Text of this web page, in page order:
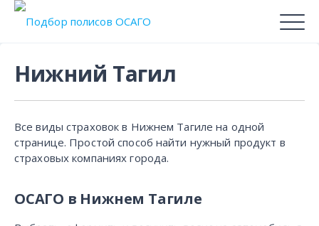
Нижний Тагил
Все виды страховок в Нижнем Тагиле на одной
странице. Простой способ найти нужный продукт в
страховых компаниях города.
ОСАГО в Нижнем Тагиле